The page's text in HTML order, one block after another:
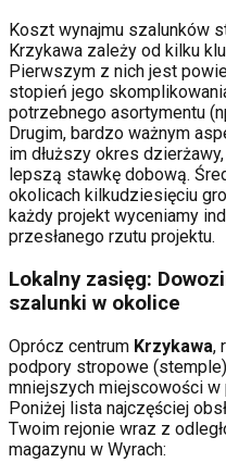
Koszt wynajmu szalunków
Krzykawa zależy od kilku
Pierwszym z nich jest
stopień jego
potrzebnego asortymentu
Drugim, bardzo ważnym
im dłuższy okres
lepszą stawkę dobową.
okolicach kilkudziesięciu
każdy projekt wyceniamy
przesłanego rzutu projektu.
Lokalny zasięg:
szalunki w okolice
Oprócz centrum Krzykawa,
podpory stropowe
mniejszych miejscowości w
Poniżej lista najczęściej
Twoim rejonie wraz z
magazynu w Wyrach: